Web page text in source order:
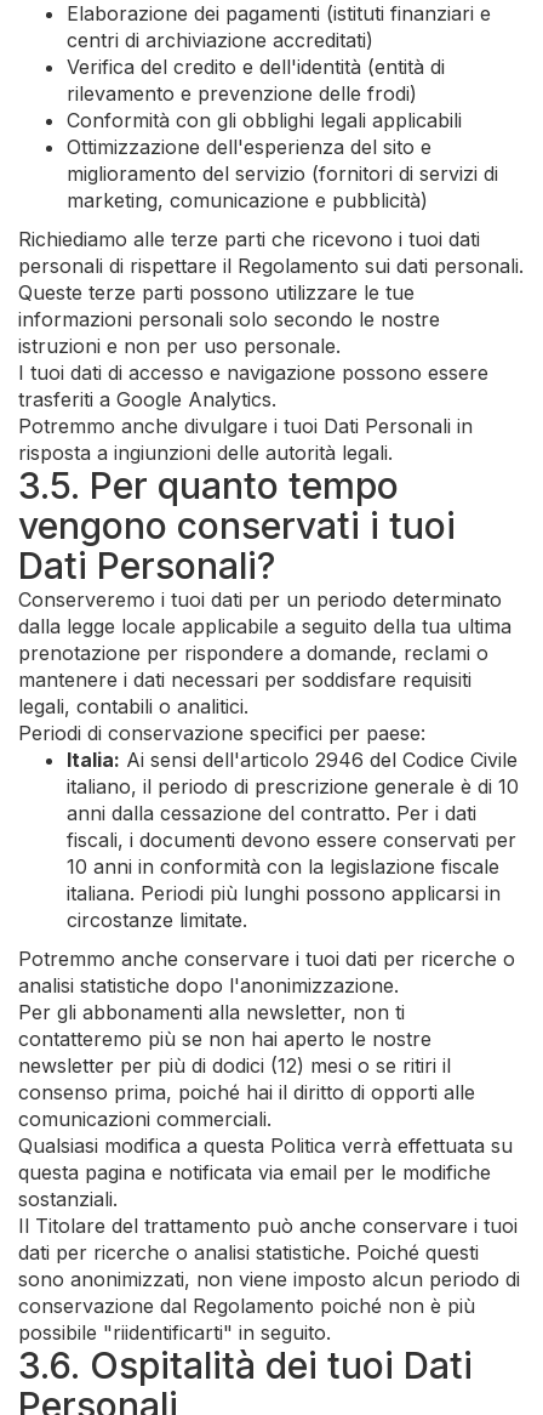
Elaborazione dei pagamenti (istituti finanziari e
centri di archiviazione accreditati)
Verifica del credito e dell'identità (entità di
rilevamento e prevenzione delle frodi)
Conformità con gli obblighi legali applicabili
Ottimizzazione dell'esperienza del sito e
miglioramento del servizio (fornitori di servizi di
marketing, comunicazione e pubblicità)
Richiediamo alle terze parti che ricevono i tuoi dati
personali di rispettare il Regolamento sui dati personali.
Queste terze parti possono utilizzare le tue
informazioni personali solo secondo le nostre
istruzioni e non per uso personale.
I tuoi dati di accesso e navigazione possono essere
trasferiti a Google Analytics.
Potremmo anche divulgare i tuoi Dati Personali in
risposta a ingiunzioni delle autorità legali.
3.5. Per quanto tempo
vengono conservati i tuoi
Dati Personali?
Conserveremo i tuoi dati per un periodo determinato
dalla legge locale applicabile a seguito della tua ultima
prenotazione per rispondere a domande, reclami o
mantenere i dati necessari per soddisfare requisiti
legali, contabili o analitici.
Periodi di conservazione specifici per paese:
Italia: Ai sensi dell'articolo 2946 del Codice Civile
italiano, il periodo di prescrizione generale è di 10
anni dalla cessazione del contratto. Per i dati
fiscali, i documenti devono essere conservati per
10 anni in conformità con la legislazione fiscale
italiana. Periodi più lunghi possono applicarsi in
circostanze limitate.
Potremmo anche conservare i tuoi dati per ricerche o
analisi statistiche dopo l'anonimizzazione.
Per gli abbonamenti alla newsletter, non ti
contatteremo più se non hai aperto le nostre
newsletter per più di dodici (12) mesi o se ritiri il
consenso prima, poiché hai il diritto di opporti alle
comunicazioni commerciali.
Qualsiasi modifica a questa Politica verrà effettuata su
questa pagina e notificata via email per le modifiche
sostanziali.
Il Titolare del trattamento può anche conservare i tuoi
dati per ricerche o analisi statistiche. Poiché questi
sono anonimizzati, non viene imposto alcun periodo di
conservazione dal Regolamento poiché non è più
possibile "riidentificarti" in seguito.
3.6. Ospitalità dei tuoi Dati
Personali